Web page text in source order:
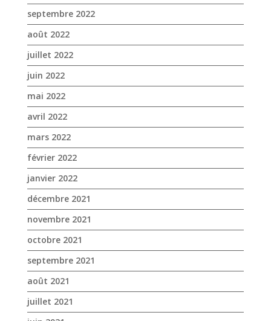
septembre 2022
août 2022
juillet 2022
juin 2022
mai 2022
avril 2022
mars 2022
février 2022
janvier 2022
décembre 2021
novembre 2021
octobre 2021
septembre 2021
août 2021
juillet 2021